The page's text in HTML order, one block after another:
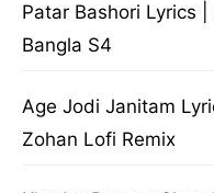
Patar Bashori Lyrics |
Bangla S4
Age Jodi Janitam
Zohan Lofi Remix